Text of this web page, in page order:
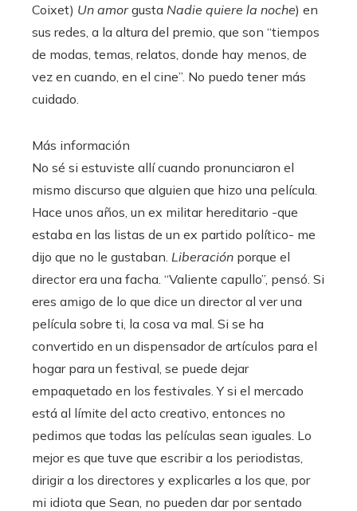
Coixet) Un amorgusta Nadie quiere la noche) en
sus redes, a la altura del premio, que son “tiempos
de modas, temas, relatos, donde hay menos, de
vez en cuando, en el cine”. No puedo tener más
cuidado.
Más información
No sé si estuviste allí cuando pronunciaron el
mismo discurso que alguien que hizo una película.
Hace unos años, un ex militar hereditario -que
estaba en las listas de un ex partido político- me
dijo que no le gustaban. Liberación porque el
director era una facha. “Valiente capullo”, pensó. Si
eres amigo de lo que dice un director al ver una
película sobre ti, la cosa va mal. Si se ha
convertido en un dispensador de artículos para el
hogar para un festival, se puede dejar
empaquetado en los festivales. Y si el mercado
está al límite del acto creativo, entonces no
pedimos que todas las películas sean iguales. Lo
mejor es que tuve que escribir a los periodistas,
dirigir a los directores y explicarles a los que, por
mi idiota que Sean, no pueden dar por sentado